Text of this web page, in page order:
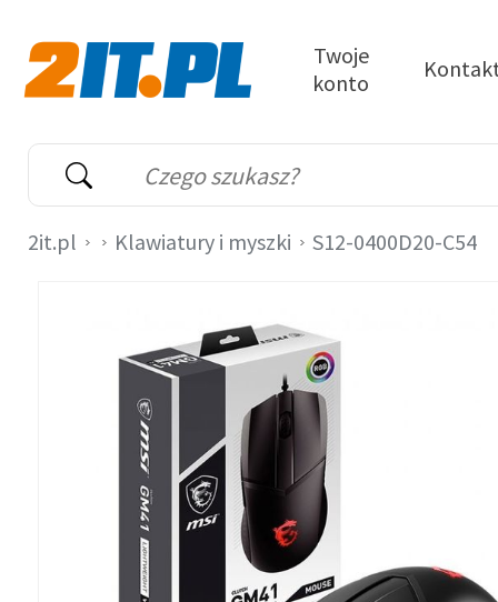
Wyszukiwarka
Słowo kluczowe
Twoje
konto
2it.pl Klawiatury i myszki S12-0400D20-C54